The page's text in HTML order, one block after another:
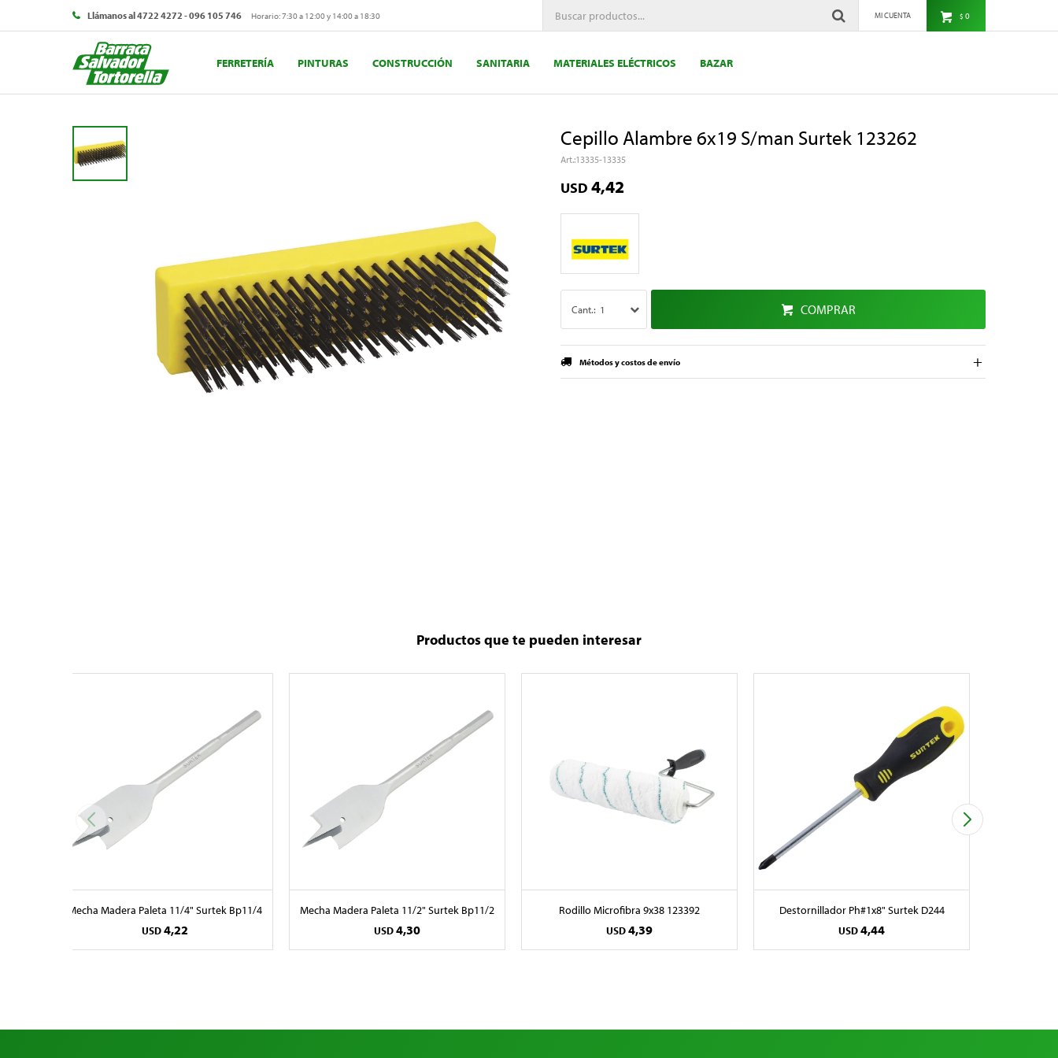
FERRETERÍA PINTURAS CONSTRUCCIÓN SANITARIA MATERIALES ELÉCTRICOS BAZAR
$ 0
Llámanos al 4722 4272 - 096 105 746 Horario: 7:30 a 12:00 y 14:00 a 18:30
Cepillo Alambre 6x19 S/man Surtek 123262
13335-13335
USD 4,42
1 COMPRAR
Métodos y costos de envío
Productos que te pueden interesar
Mecha Madera Paleta 11/4" Surtek Bp11/4
USD4,22
Mecha Madera Paleta 11/2" Surtek Bp11/2
USD4,30
Rodillo Microfibra 9x38 123392
USD4,39
Destornillador Ph#1x8" Surtek D244
USD4,44